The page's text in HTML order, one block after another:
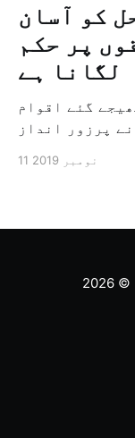
کو آسان
پر حکم
لگانا ہے
گئے اقوام
پرزور انداز
کے لئے ایک
11 نومبر 2019
© 2026